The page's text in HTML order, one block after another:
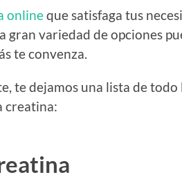
onlineque satisfaga tus
gran variedad de opciones
te convenza.
te dejamos una lista de
creatina: